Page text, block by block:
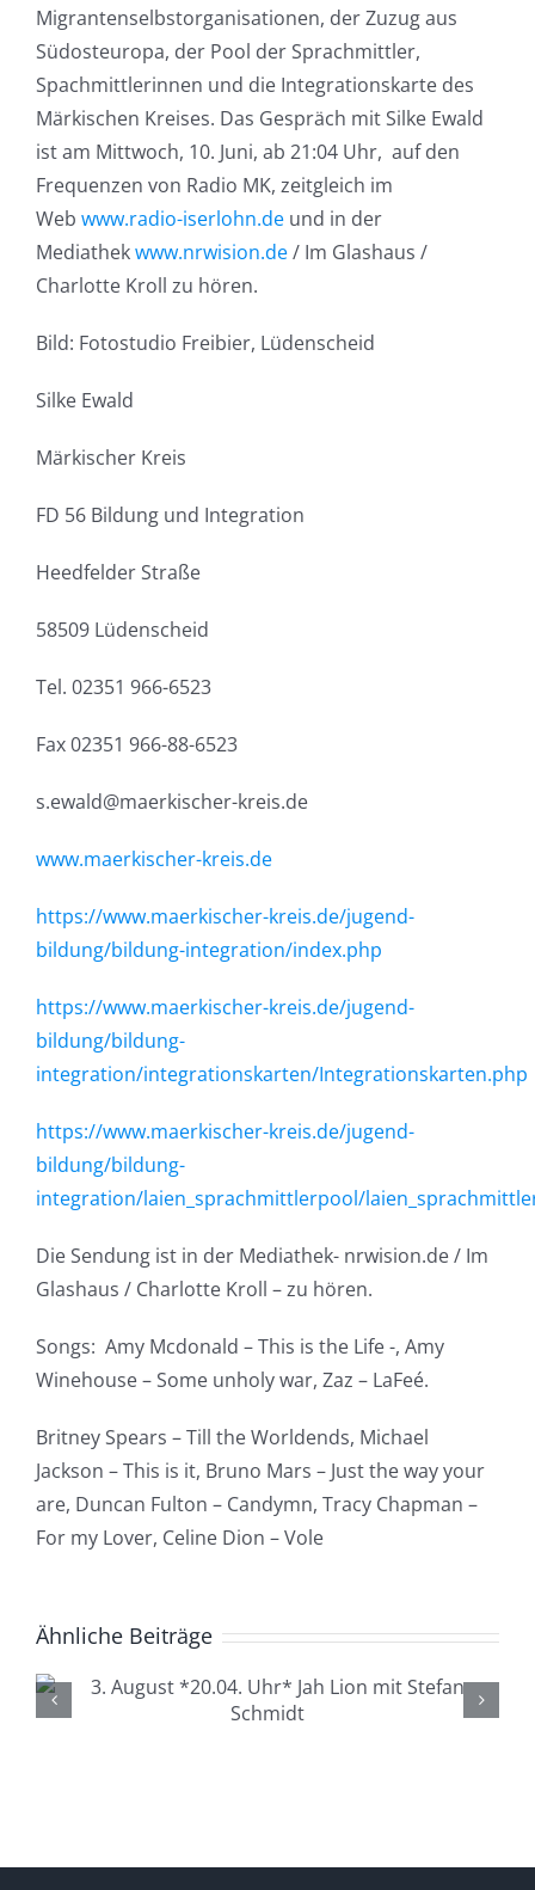
Migrantenselbstorganisationen, der Zuzug aus
Südosteuropa, der Pool der Sprachmittler,
Spachmittlerinnen und die Integrationskarte des
Märkischen Kreises. Das Gespräch mit Silke Ewald
ist am Mittwoch, 10. Juni, ab 21:04 Uhr, auf den
Frequenzen von Radio MK, zeitgleich im
Web www.radio-iserlohn.de und in der
Mediathekwww.nrwision.de/ Im Glashaus /
Charlotte Kroll zu hören.
Bild: Fotostudio Freibier, Lüdenscheid
Silke Ewald
Märkischer Kreis
FD 56 Bildung und Integration
Heedfelder Straße
58509 Lüdenscheid
Tel. 02351 966-6523
Fax 02351 966-88-6523
s.ewald@maerkischer-kreis.de
www.maerkischer-kreis.de
https://www.maerkischer-kreis.de/jugend-
bildung/bildung-integration/index.php
https://www.maerkischer-kreis.de/jugend-
bildung/bildung-
integration/integrationskarten/Integrationskarten.php
https://www.maerkischer-kreis.de/jugend-
bildung/bildung-
integration/laien_sprachmittlerpool/
Die Sendung ist in der Mediathek- nrwision.de / Im
Glashaus / Charlotte Kroll – zu hören.
Songs: Amy Mcdonald – This is the Life -, Amy
Winehouse – Some unholy war, Zaz – LaFeé.
Britney Spears – Till the Worldends, Michael
Jackson – This is it, Bruno Mars – Just the way your
are, Duncan Fulton – Candymn, Tracy Chapman –
For my Lover, Celine Dion – Vole
Ähnliche Beiträge
4. August *20.04. Uhr*
Lüdenscheid Live mit Ingo